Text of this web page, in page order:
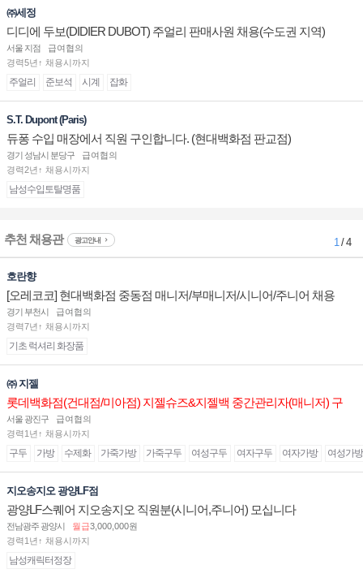
㈜세정
디디에 두보(DIDIER DUBOT) 주얼리 판매사원 채용(수도권 지역)
서울 지점
급여협의
경력5년↑ 채용시까지
주얼리 준보석 시계 잡화
S.T. Dupont (Paris)
듀퐁 수입 매장에서 직원 구인합니다. (현대백화점 판교점)
경기 성남시 분당구
급여협의
경력2년↑ 채용시까지
남성수입토탈명품
추천 채용관 광고안내 1/ 4
호란향
[오레코코] 현대백화점 중동점 매니저/부매니저/시니어/주니어 채용
경기 부천시
급여협의
경력7년↑ 채용시까지
기초 럭셔리 화장품
㈜ 지젤
롯데백화점(건대점/미아점) 지젤슈즈&지젤백 중간관리자(매니저) 구
인합니다
서울 광진구
급여협의
경력1년↑ 채용시까지
구두 가방 수제화 가죽가방 가죽구두 여성구두 여자구두 여자가방 여성가방
지오송지오 광양LF점
광양LF스퀘어 지오송지오 직원분(시니어,주니어) 모십니다
전남광주 광양시 월급3,000,000원
경력1년↑ 채용시까지
남성캐릭터정장